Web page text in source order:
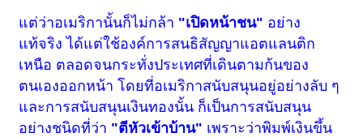
แต่ว่าอเมริกานั้นก็ไม่กล้า "เปิดหน้าชน" อย่าง
แท้จริง ได้แต่ใช้องค์การสนธิสัญญาแอตแลนติก
เหนือ ตลอดจนกระทั่งประเทศที่เดินตามก้นของ
ตนเองออกหน้า โดยที่อเมริกาสนับสนุนอยู่อย่างลับ ๆ
และการสนับสนุนเงินทองนั้น ก็เป็นการสนับสนุน
อย่างชนิดที่ว่า "ตีหัวเข้าบ้าน" เพราะว่าพิมพ์เงินขึ้น